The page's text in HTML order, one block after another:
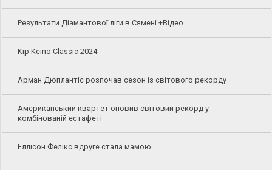
Результати Діамантової ліги в Сямені +Відео
Kip Keino Classic 2024
Арман Дюплантіс розпочав сезон із світового рекорду
Американський квартет оновив світовий рекорд у
комбінованій естафеті
Еллісон Фелікс вдруге стала мамою